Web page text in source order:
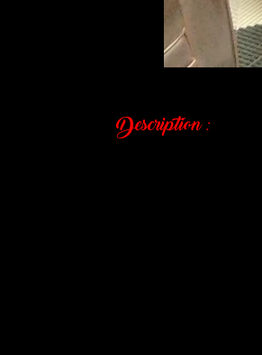
Description :